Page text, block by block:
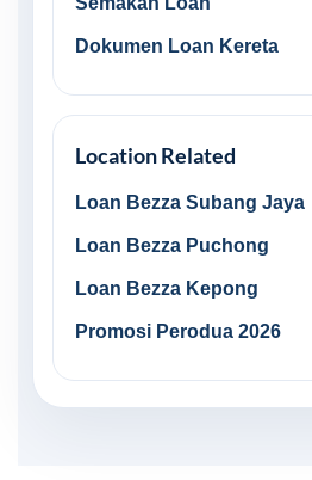
Dokumen Loan Kereta
Location Related
Loan Bezza Subang Jaya
Loan Bezza Puchong
Loan Bezza Kepong
Promosi Perodua 2026